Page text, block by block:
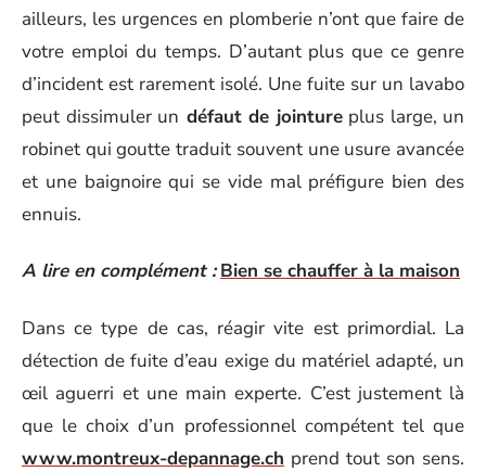
ailleurs, les urgences en plomberie n’ont que faire de
votre emploi du temps. D’autant plus que ce genre
d’incident est rarement isolé. Une fuite sur un lavabo
peut dissimuler un défaut de jointureplus large, un
robinet qui goutte traduit souvent une usure avancée
et une baignoire qui se vide mal préfigure bien des
ennuis.
A lire en complément : Bien se chauffer à la maison
Dans ce type de cas, réagir vite est primordial. La
détection de fuite d’eau exige du matériel adapté, un
œil aguerri et une main experte. C’est justement là
que le choix d’un professionnel compétent tel que
www.montreux-depannage.ch prend tout son sens.